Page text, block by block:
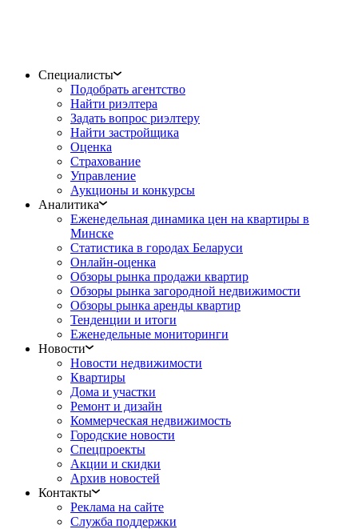
Специалисты
Подобрать агентство
Найти риэлтера
Задать вопрос риэлтеру
Найти застройщика
Оценка
Страхование
Управление
Аукционы и конкурсы
Аналитика
Еженедельная динамика цен на квартиры в
Минске
Статистика в городах Беларуси
Онлайн-оценка
Обзоры рынка продажи квартир
Обзоры рынка загородной недвижимости
Обзоры рынка аренды квартир
Тенденции и итоги
Еженедельные мониторинги
Новости
Новости недвижимости
Квартиры
Дома и участки
Ремонт и дизайн
Коммерческая недвижимость
Городские новости
Спецпроекты
Акции и скидки
Архив новостей
Контакты
Реклама на сайте
Служба поддержки